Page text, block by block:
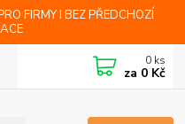
FIRMY I BEZ PŘEDCHOZÍ
0 ks
za 0 Kč